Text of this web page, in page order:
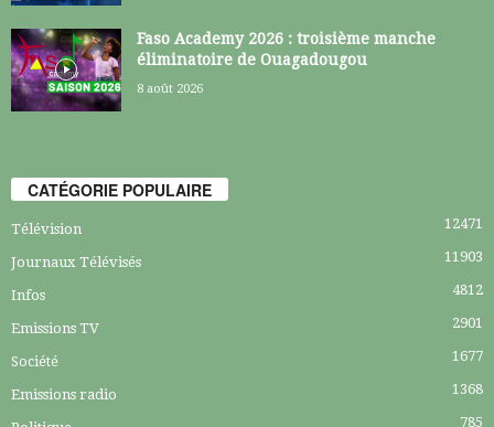
Faso Academy 2026 : troisième manche
éliminatoire de Ouagadougou
8 août 2026
CATÉGORIE POPULAIRE
Télévision 12471
Journaux Télévisés 11903
Infos 4812
Emissions TV 2901
Société 1677
Emissions radio 1368
785